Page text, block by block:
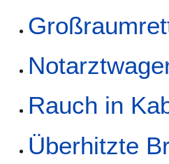
Rauch in
Überhitzte